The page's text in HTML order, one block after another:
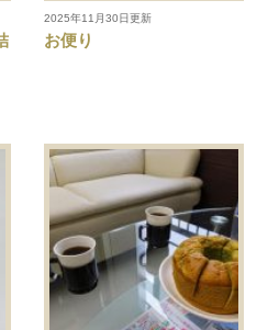
2025年11月30日更新
お便り